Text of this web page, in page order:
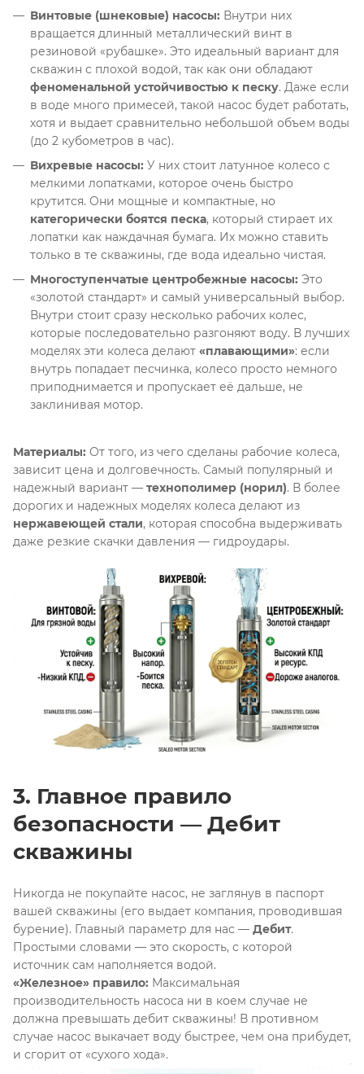
Винтовые (шнековые) насосы: Внутри них
вращается длинный металлический винт в
резиновой «рубашке». Это идеальный вариант для
скважин с плохой водой, так как они обладают
феноменальной устойчивостью к песку. Даже если
в воде много примесей, такой насос будет работать,
хотя и выдает сравнительно небольшой объем воды
(до 2 кубометров в час).
Вихревые насосы: У них стоит латунное колесо с
мелкими лопатками, которое очень быстро
крутится. Они мощные и компактные, но
категорически боятся песка, который стирает их
лопатки как наждачная бумага. Их можно ставить
только в те скважины, где вода идеально чистая.
Многоступенчатые центробежные насосы: Это
«золотой стандарт» и самый универсальный выбор.
Внутри стоит сразу несколько рабочих колес,
которые последовательно разгоняют воду. В лучших
моделях эти колеса делают «плавающими»: если
внутрь попадает песчинка, колесо просто немного
приподнимается и пропускает её дальше, не
заклинивая мотор.
Материалы: От того, из чего сделаны рабочие колеса,
зависит цена и долговечность. Самый популярный и
надежный вариант — технополимер (норил). В более
дорогих и надежных моделях колеса делают из
нержавеющей стали, которая способна выдерживать
даже резкие скачки давления — гидроудары.
3. Главное правило
безопасности — Дебит
скважины
Никогда не покупайте насос, не заглянув в паспорт
вашей скважины (его выдает компания, проводившая
бурение). Главный параметр для нас — Дебит.
Простыми словами — это скорость, с которой
источник сам наполняется водой.
«Железное» правило: Максимальная
производительность насоса ни в коем случае не
должна превышать дебит скважины! В противном
случае насос выкачает воду быстрее, чем она прибудет,
и сгорит от «сухого хода».